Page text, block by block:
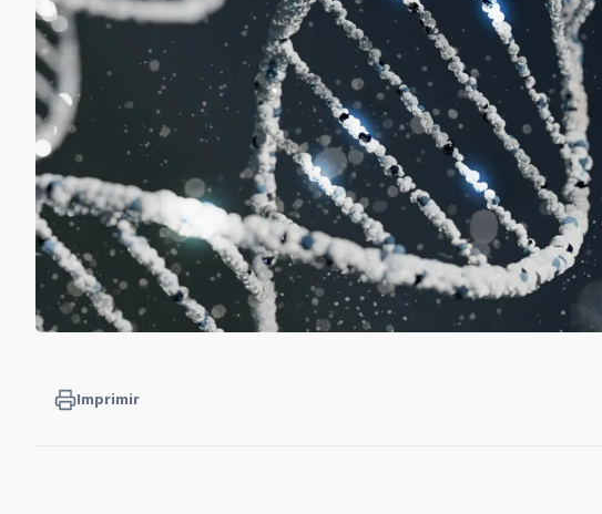
Imprimir